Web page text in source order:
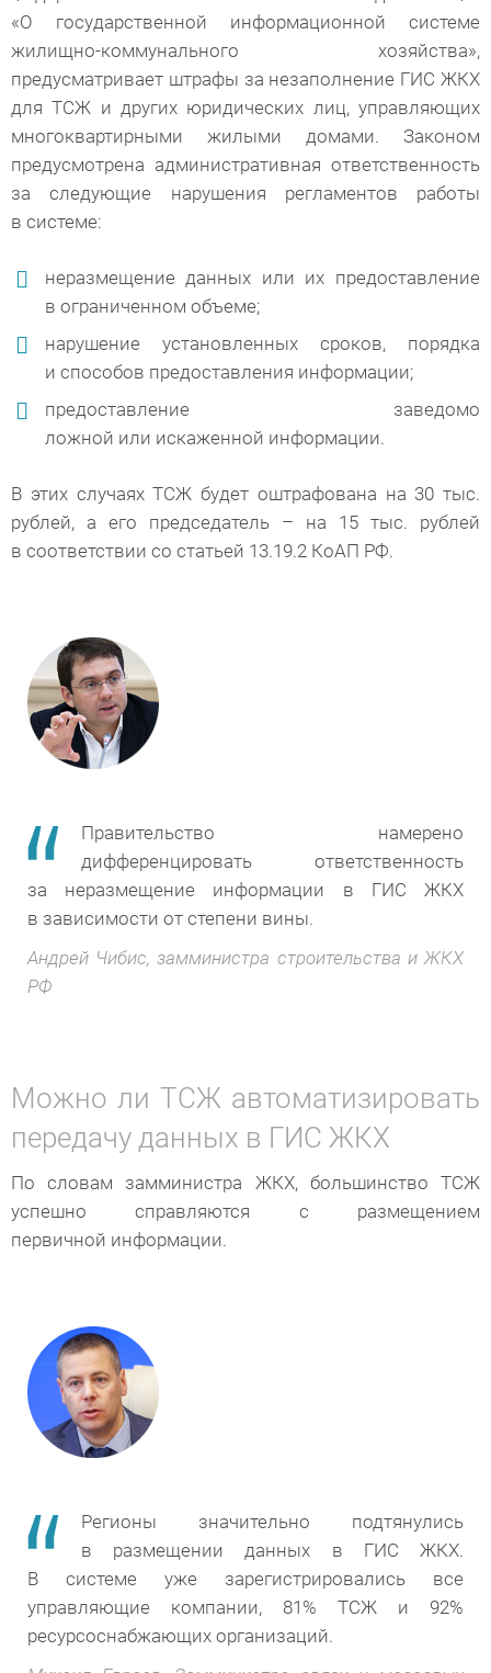
«О государственной информационной системе
жилищно-коммунального хозяйства»,
предусматривает штрафы за незаполнение ГИС ЖКХ
для ТСЖ и других юридических лиц, управляющих
многоквартирными жилыми домами. Законом
предусмотрена административная ответственность
за следующие нарушения регламентов работы
в системе:
неразмещение данных или их предоставление
в ограниченном объеме;
нарушение установленных сроков, порядка
и способов предоставления информации;
предоставление заведомо
ложной или искаженной информации.
В этих случаях ТСЖ будет оштрафована на 30 тыс.
рублей, а его председатель – на 15 тыс. рублей
в соответствии со статьей 13.19.2 КоАП РФ.
Правительство намерено
дифференцировать ответственность
за неразмещение информации в ГИС ЖКХ
в зависимости от степени вины.
Андрей Чибис, замминистра строительства и ЖКХ
РФ
Можно ли ТСЖ автоматизировать
передачу данных в ГИС ЖКХ
По словам замминистра ЖКХ, большинство ТСЖ
успешно справляются с размещением
первичной информации.
Регионы значительно подтянулись
в размещении данных в ГИС ЖКХ.
В системе уже зарегистрировались все
управляющие компании, 81% ТСЖ и 92%
ресурсоснабжающих организаций.